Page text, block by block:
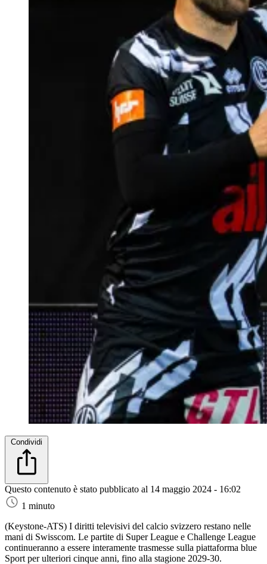
Condividi
Questo contenuto è stato pubblicato al 14 maggio 2024 - 16:02
1 minuto
(Keystone-ATS) I diritti televisivi del calcio svizzero restano nelle
mani di Swisscom. Le partite di Super League e Challenge League
continueranno a essere interamente trasmesse sulla piattaforma blue
Sport per ulteriori cinque anni, fino alla stagione 2029-30.